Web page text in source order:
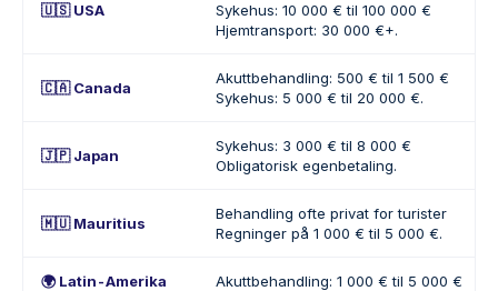
🇺🇸 USA
Sykehus: 10 000 € til 100 000 €
Hjemtransport: 30 000 €+.
🇨🇦 Canada
Akuttbehandling: 500 € til 1 500 €
Sykehus: 5 000 € til 20 000 €.
🇯🇵 Japan
Sykehus: 3 000 € til 8 000 €
Obligatorisk egenbetaling.
🇲🇺 Mauritius
Behandling ofte privat for turister
Regninger på 1 000 € til 5 000 €.
🌍 Latin-Amerika
Akuttbehandling: 1 000 € til 5 000 €